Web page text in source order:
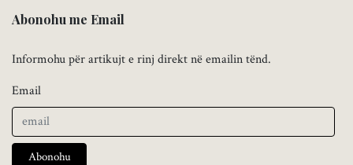
Abonohu me Email
Informohu për artikujt e rinj direkt në emailin tënd.
Email
Abonohu